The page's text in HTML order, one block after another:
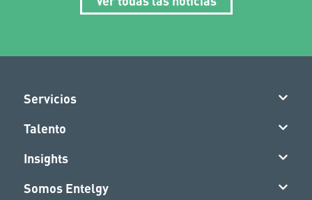
Servicios
Talento
Insights
Somos Entelgy